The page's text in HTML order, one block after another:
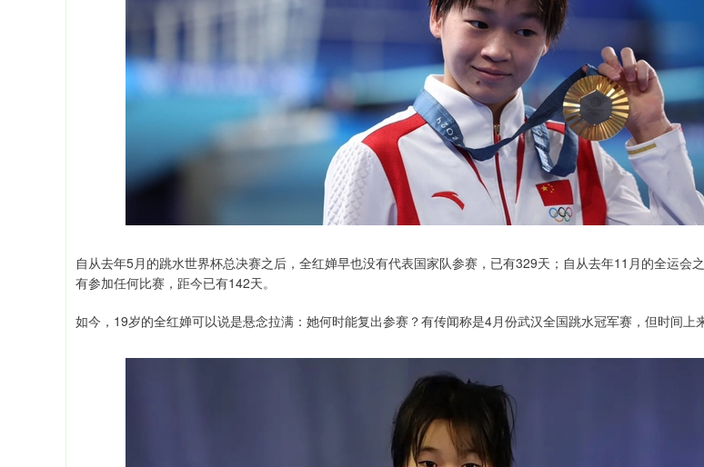
自从去年5月的跳水世界杯总决赛之后，全红婵早也没有代表国家队参赛，已有329天；自从去年11月的全运会
有参加任何比赛，距今已有142天。
如今，19岁的全红婵可以说是悬念拉满：她何时能复出参赛？有传闻称是4月份武汉全国跳水冠军赛，但时间上